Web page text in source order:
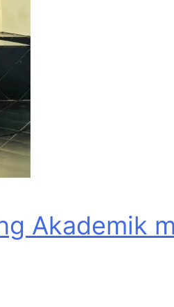
Akademik